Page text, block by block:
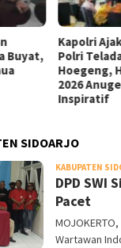
Buyat,
Kapolri
Polri
Hoegeng,
2026
Inspiratif
SIDOARJO
KABUPATEN
DPD SWI
Pacet
Wartawan